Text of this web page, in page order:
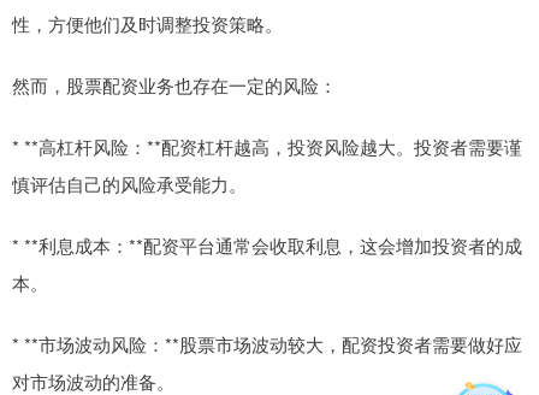
性，方便他们及时调整投资策略。
然而，股票配资业务也存在一定的风险：
* **高杠杆风险：**配资杠杆越高，投资风险越大。投资者需要谨
慎评估自己的风险承受能力。
* **利息成本：**配资平台通常会收取利息，这会增加投资者的成
本。
* **市场波动风险：**股票市场波动较大，配资投资者需要做好应
对市场波动的准备。